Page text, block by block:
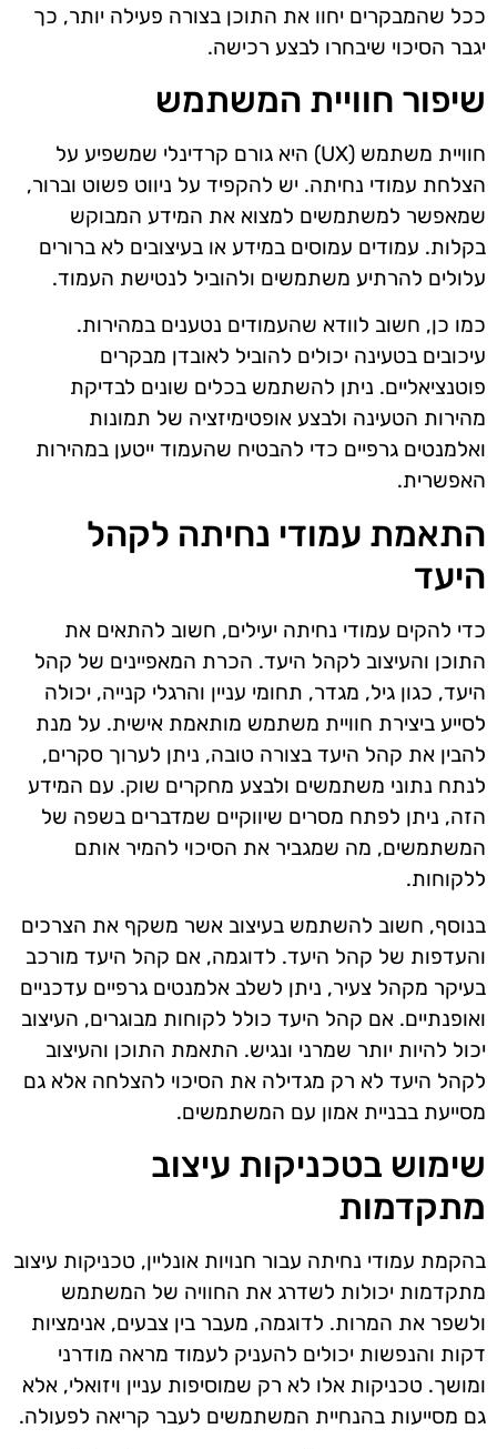
ככל שהמבקרים יחוו את התוכן בצורה פעילה יותר, כך
יגבר הסיכוי שיבחרו לבצע רכישה.
שיפור חוויית המשתמש
חוויית משתמש (UX) היא גורם קרדינלי שמשפיע על
הצלחת עמודי נחיתה. יש להקפיד על ניווט פשוט וברור,
שמאפשר למשתמשים למצוא את המידע המבוקש
בקלות. עמודים עמוסים במידע או בעיצובים לא ברורים
עלולים להרתיע משתמשים ולהוביל לנטישת העמוד.
כמו כן, חשוב לוודא שהעמודים נטענים במהירות.
עיכובים בטעינה יכולים להוביל לאובדן מבקרים
פוטנציאליים. ניתן להשתמש בכלים שונים לבדיקת
מהירות הטעינה ולבצע אופטימיזציה של תמונות
ואלמנטים גרפיים כדי להבטיח שהעמוד ייטען במהירות
האפשרית.
התאמת עמודי נחיתה לקהל
היעד
כדי להקים עמודי נחיתה יעילים, חשוב להתאים את
התוכן והעיצוב לקהל היעד. הכרת המאפיינים של קהל
היעד, כגון גיל, מגדר, תחומי עניין והרגלי קנייה, יכולה
לסייע ביצירת חוויית משתמש מותאמת אישית. על מנת
להבין את קהל היעד בצורה טובה, ניתן לערוך סקרים,
לנתח נתוני משתמשים ולבצע מחקרים שוק. עם המידע
הזה, ניתן לפתח מסרים שיווקיים שמדברים בשפה של
המשתמשים, מה שמגביר את הסיכוי להמיר אותם
ללקוחות.
בנוסף, חשוב להשתמש בעיצוב אשר משקף את הצרכים
והעדפות של קהל היעד. לדוגמה, אם קהל היעד מורכב
בעיקר מקהל צעיר, ניתן לשלב אלמנטים גרפיים עדכניים
ואופנתיים. אם קהל היעד כולל לקוחות מבוגרים, העיצוב
יכול להיות יותר שמרני ונגיש. התאמת התוכן והעיצוב
לקהל היעד לא רק מגדילה את הסיכוי להצלחה אלא גם
מסייעת בבניית אמון עם המשתמשים.
שימוש בטכניקות עיצוב
מתקדמות
בהקמת עמודי נחיתה עבור חנויות אונליין, טכניקות עיצוב
מתקדמות יכולות לשדרג את החוויה של המשתמש
ולשפר את המרות. לדוגמה, מעבר בין צבעים, אנימציות
דקות והנפשות יכולים להעניק לעמוד מראה מודרני
ומושך. טכניקות אלו לא רק שמוסיפות עניין ויזואלי, אלא
גם מסייעות בהנחיית המשתמשים לעבר קריאה לפעולה.